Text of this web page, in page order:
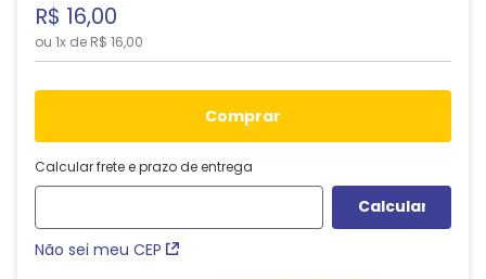
R$ 16,00
ou 1x de R$ 16,00
comprar
Calcular frete e prazo de entrega
Não sei meu CEP